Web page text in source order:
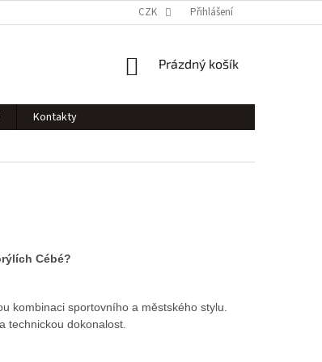
CZK Přihlášení
NÁKUPNÍ
Prázdný košík
Kontakty
Cébé?
kombinaci sportovního a městského stylu.
technickou dokonalost.